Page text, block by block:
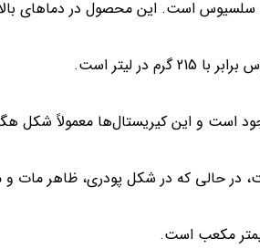
و این کیریستال‌ها معمولاً شکل
حالی که در شکل پودری، ظاهر مات و